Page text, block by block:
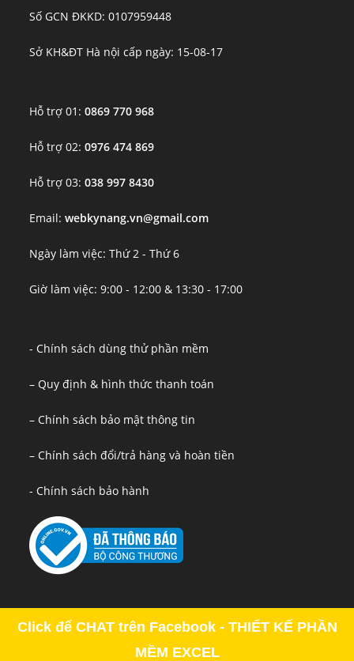
Số GCN ĐKKD: 0107959448
Sở KH&ĐT Hà nội cấp ngày: 15-08-17
Hỗ trợ 01:0869 770 968
Hỗ trợ 02:0976 474 869
Hỗ trợ 03:038 997 8430
Email:webkynang.vn@gmail.com
Ngày làm việc: Thứ 2 - Thứ 6
Giờ làm việc: 9:00 - 12:00 & 13:30 - 17:00
- Chính sách dùng thử phần mềm
– Quy định & hình thức thanh toán
– Chính sách bảo mật thông tin
– Chính sách đổi/trả hàng và hoàn tiền
- Chính sách bảo hành
Copyright - OceanWP Theme by OceanWP
Click để CHAT trên Facebook - THIẾT KẾ PHẦN
MỀM EXCEL